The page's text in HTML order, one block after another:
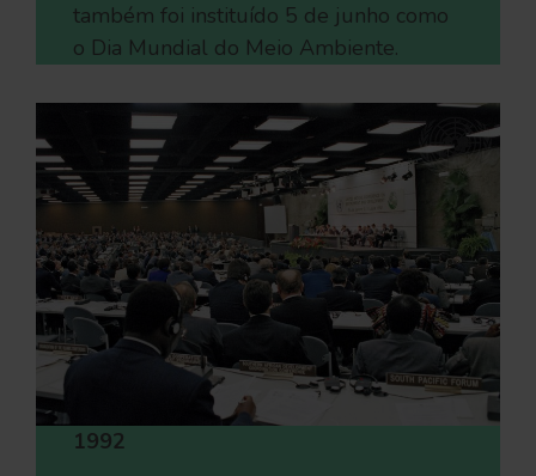
também foi instituído 5 de junho como
o Dia Mundial do Meio Ambiente.
1992